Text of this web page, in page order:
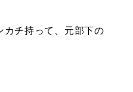
カチ持って、元部下の